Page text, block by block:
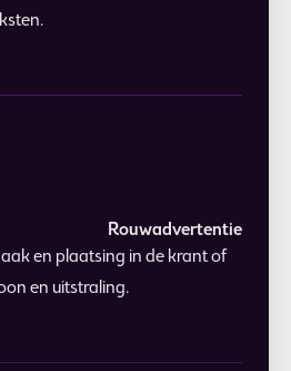
Rouwadvertentie
en plaatsing in de krant of
en uitstraling.